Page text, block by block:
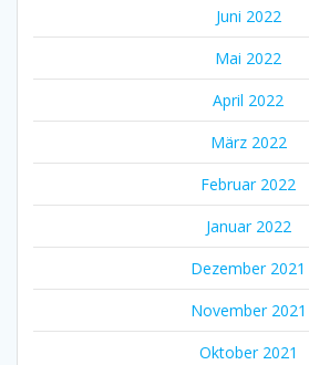
Juni 2022
Mai 2022
April 2022
März 2022
Februar 2022
Januar 2022
Dezember 2021
November 2021
Oktober 2021